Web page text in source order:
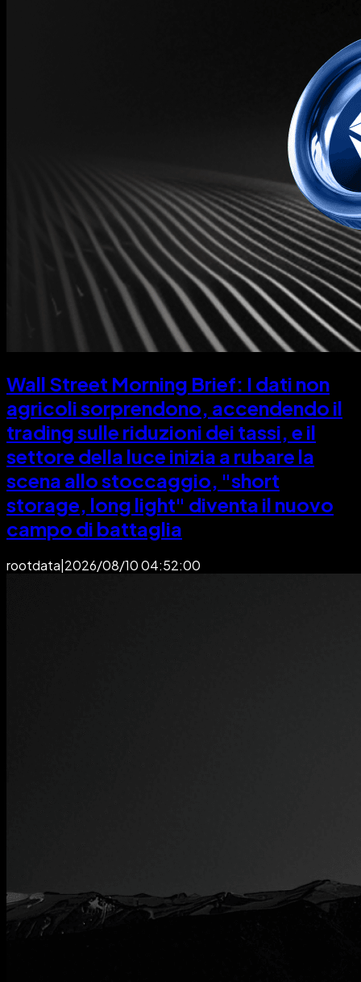
Wall Street Morning Brief: I dati non
agricoli sorprendono, accendendo il
trading sulle riduzioni dei tassi, e il
settore della luce inizia a rubare la
scena allo stoccaggio, "short
storage, long light" diventa il nuovo
campo di battaglia
rootdata|2026/08/10 04:52:00